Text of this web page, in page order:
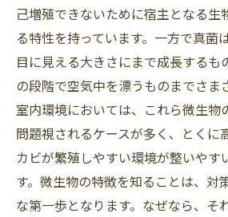
己増殖できないために宿主となる生
る特性を持っています。一方で真菌
目に見える大きさにまで成長するも
の段階で空気中を漂うものまでさま
室内環境においては、これら微生物
問題視されるケースが多く、とくに
カビが繁殖しやすい環境が整いやす
す。微生物の特徴を知ることは、対
な第一歩となります。なぜなら、そ